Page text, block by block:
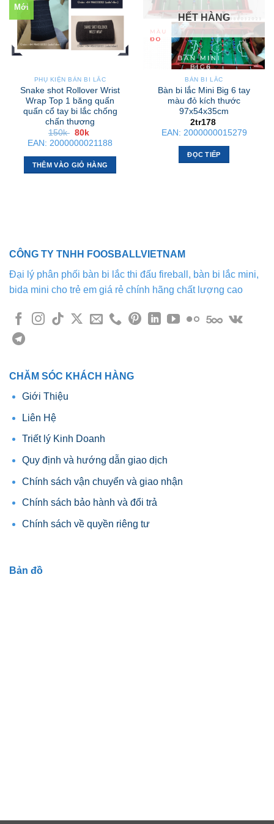
Mới
PHỤ KIỆN BÀN BI LẮC
Snake shot Rollover Wrist
Wrap Top 1 băng quấn
quấn cổ tay bi lắc chống
chấn thương
150k Giá
gốc
là:
150k .
80k
hiện
tại
là:
80k .
EAN: 2000000021188
THÊM VÀO GIỎ HÀNG
HẾT HÀNG
BÀN BI LẮC
Bàn bi lắc Mini Big 6 tay
màu đỏ kích thước
97x54x35cm
2tr178
EAN: 2000000015279
ĐỌC TIẾP
CÔNG TY TNHH FOOSBALLVIETNAM
Đại lý phân phối bàn bi lắc thi đấu fireball, bàn bi lắc mini,
bida mini cho trẻ em giá rẻ chính hãng chất lượng cao
CHĂM SÓC KHÁCH HÀNG
Giới Thiệu
Liên Hệ
Triết lý Kinh Doanh
Quy định và hướng dẫn giao dịch
Chính sách vận chuyển và giao nhận
Chính sách bảo hành và đổi trả
Chính sách về quyền riêng tư
Bản đồ